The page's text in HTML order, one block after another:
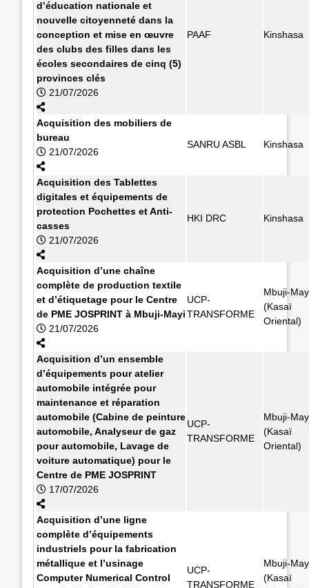
d’éducation nationale et
nouvelle citoyenneté dans la
conception et mise en œuvre
des clubs des filles dans les
écoles secondaires de cinq (5)
provinces clés
21/07/2026
PAAF Kinshasa
Acquisition des mobiliers de
bureau
21/07/2026
SANRU ASBL Kinshasa
Acquisition des Tablettes
digitales et équipements de
protection Pochettes et Anti-
casses
21/07/2026
HKI DRC Kinshasa
Acquisition d’une chaîne
complète de production textile
et d’étiquetage pour le Centre
de PME JOSPRINT à Mbuji-Mayi
21/07/2026
UCP-
TRANSFORME
Mbuji-
(Kasaï
Oriental)
Acquisition d’un ensemble
d’équipements pour atelier
automobile intégrée pour
maintenance et réparation
automobile (Cabine de peinture
automobile, Analyseur de gaz
pour automobile, Lavage de
voiture automatique) pour le
Centre de PME JOSPRINT
17/07/2026
UCP-
TRANSFORME
Mbuji-
(Kasaï
Oriental)
Acquisition d’une ligne
complète d’équipements
industriels pour la fabrication
métallique et l’usinage
Computer Numerical Control
UCP-
TRANSFORME
Mbuji-
(Kasaï